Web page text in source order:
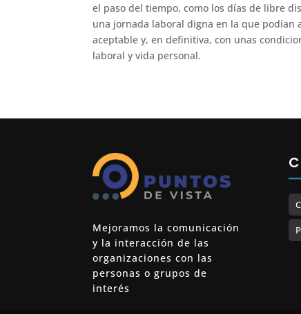
el paso del tiempo, como los días de libre
una jornada laboral digna en la que podían
aceptable y, en definitiva, con unas
laboral y vida personal.
Mejoramos la comunicación
y la interacción de las
organizaciones con las
personas o grupos de
interés